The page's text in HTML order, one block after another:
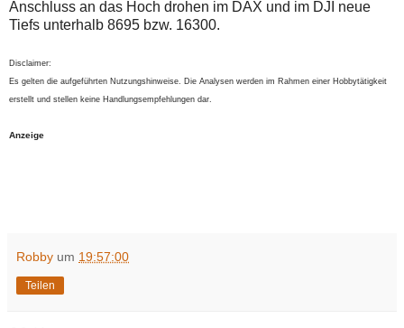
Anschluss an das Hoch drohen im DAX und im DJI neue
Tiefs unterhalb 8695 bzw. 16300.
Disclaimer:
Es gelten die aufgeführten Nutzungshinweise. Die Analysen werden im Rahmen einer Hobbytätigkeit
erstellt und stellen keine Handlungsempfehlungen dar.
Anzeige
Robby um 19:57:00
Teilen